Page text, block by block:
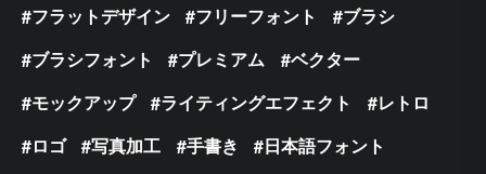
フラットデザイン
フリーフォント
ブラシ
ブラシフォント
プレミアム
ベクター
モックアップ
ライティングエフェクト
レトロ
ロゴ
写真加工 手書き
日本語フォント